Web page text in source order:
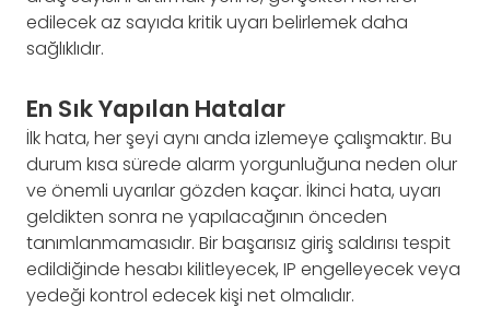
edilecek az sayıda kritik uyarı belirlemek daha
sağlıklıdır.
En Sık Yapılan Hatalar
İlk hata, her şeyi aynı anda izlemeye çalışmaktır. Bu
durum kısa sürede alarm yorgunluğuna neden olur
ve önemli uyarılar gözden kaçar. İkinci hata, uyarı
geldikten sonra ne yapılacağının önceden
tanımlanmamasıdır. Bir başarısız giriş saldırısı tespit
edildiğinde hesabı kilitleyecek, IP engelleyecek veya
yedeği kontrol edecek kişi net olmalıdır.